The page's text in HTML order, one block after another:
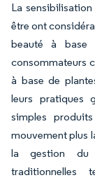
La
être ont
beauté à base
consommateurs
à base de
leurs pratiques
simples
mouvement plus
la gestion du
traditionnelles